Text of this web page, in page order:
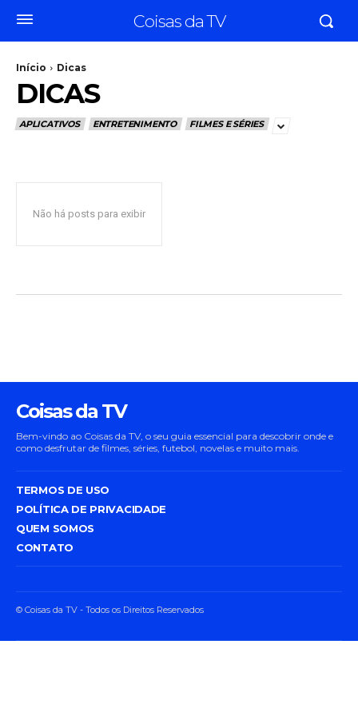
Coisas da TV
Início Dicas
DICAS
APLICATIVOS ENTRETENIMENTO FILMES E SÉRIES
Não há posts para exibir
Coisas da TV
Bem-vindo ao Coisas da TV, o seu guia essencial para descobrir onde e
como desfrutar de filmes, séries, futebol, novelas e muito mais.
TERMOS DE USO
POLÍTICA DE PRIVACIDADE
QUEM SOMOS
CONTATO
© Coisas da TV - Todos os Direitos Reservados